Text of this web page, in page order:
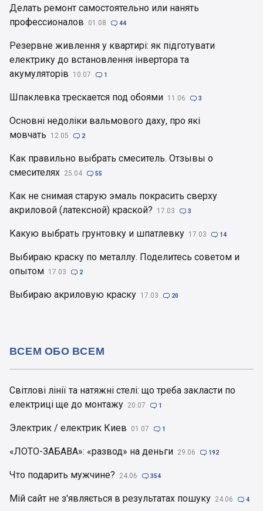
Делать ремонт самостоятельно или нанять
профессионалов
01.08  44
Резервне живлення у квартирі: як підготувати
електрику до встановлення інвертора та
акумуляторів
10.07  1
Шпаклевка трескается под обоями 11.06  3
Основні недоліки вальмового даху, про які
мовчать
12.05  2
Как правильно выбрать смеситель. Отзывы о
смесителях 25.04  55
Как не снимая старую эмаль покрасить сверху
акриловой (латексной) краской?
17.03  3
Какую выбрать грунтовку и шпатлевку 17.03  14
Выбираю краску по металлу. Поделитесь советом и
опытом 17.03  2
Выбираю акриловую краску 17.03  20
Світлові лінії та натяжні стелі: що треба закласти по
електриці ще до монтажу 20.07  1
Электрик / електрик Киев 01.07  1
«ЛОТО-ЗАБАВА»: «развод» на деньги 29.06  192
Что подарить мужчине? 24.06  354
Мій сайт не з'являється в результатах пошуку 24.06  4
ВСЕМ ОБО ВСЕМ